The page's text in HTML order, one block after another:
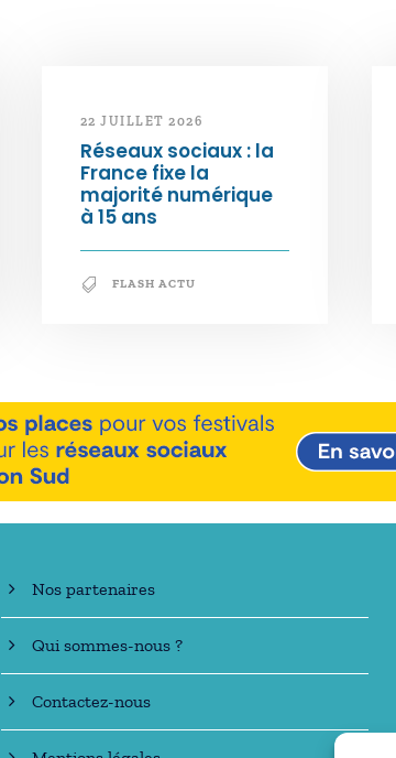
22 JUILLET 2026
Réseaux sociaux : la
France fixe la
majorité numérique
à 15 ans
FLASH ACTU
En savoir +
Nos partenaires
Qui sommes-nous ?
Contactez-nous